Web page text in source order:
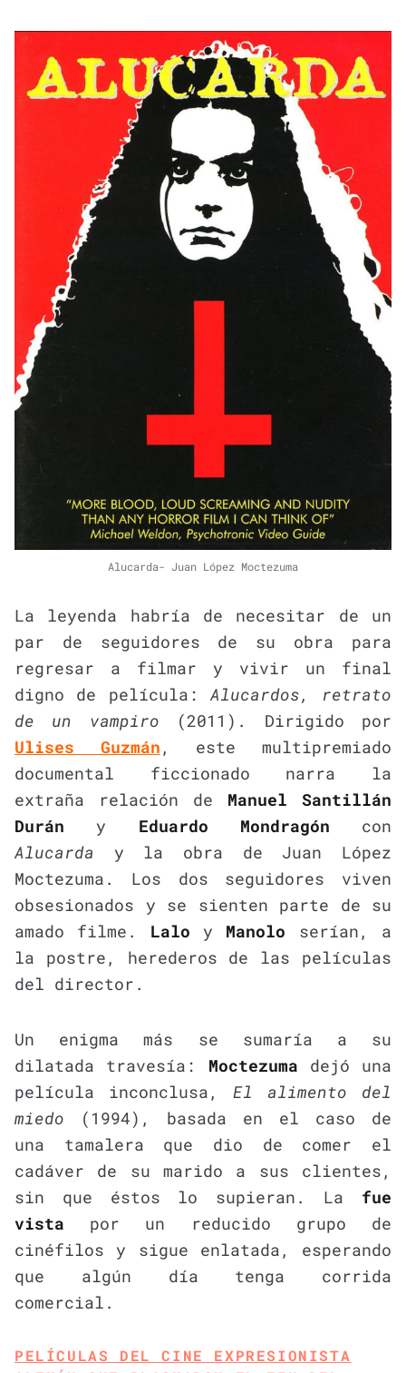
Alucarda- Juan López Moctezuma
La leyenda habría de necesitar de un
par de seguidores de su obra para
regresar a filmar y vivir un final
digno de película: Alucardos, retrato
de un vampiro (2011). Dirigido por
Ulises Guzmán , este multipremiado
documental ficcionado narra la
extraña relación de Manuel Santillán
Durán y Eduardo Mondragón con
Alucarda y la obra de Juan López
Moctezuma. Los dos seguidores viven
obsesionados y se sienten parte de su
amado filme. Laloy Manolo serían, a
la postre, herederos de las películas
del director.
Un enigma más se sumaría a su
dilatada travesía: Moctezuma dejó una
película inconclusa, El alimento del
miedo (1994), basada en el caso de
una tamalera que dio de comer el
cadáver de su marido a sus clientes,
sin que éstos lo supieran. La fue
vista por un reducido grupo de
cinéfilos y sigue enlatada, esperando
que algún día tenga corrida
comercial.
PELÍCULAS DEL CINE EXPRESIONISTA